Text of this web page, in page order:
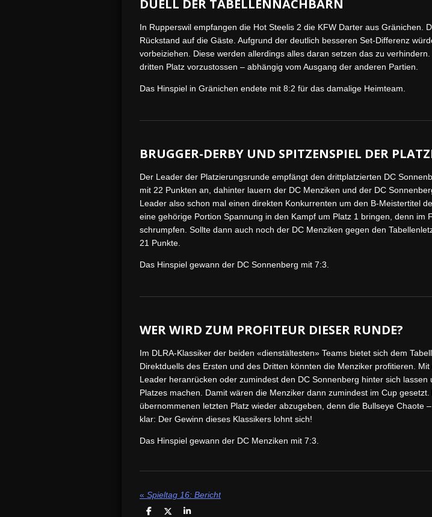
DUELL DER TABELLENNACHBARN
In Rupperswil empfangen die Hot Steelis 2 die KFW Darter aus Gränichen.
Rückstand auf die Gäste. Aufgrund der deutlich besseren Set-Differenz
vorbeiziehen. Diese werden allerdings alles daran setzen das zu
dritten Platz vorzustossen – abhängig vom Ausgang der anderen Partien.
Das Hinspiel in Gränichen endete mit 8:2 für das damalige Heimteam.
BRUGGER-DERBY UND SPITZENSPIEL DER
Der Leader der Platzierungsrunde empfängt den drittplatzierten DC
mit 22 Punkten an, dahinter lauern der DC Menziken und der DC
Leader also schon mal einen direkten Konkurrenten um den B-Meistertitel
eine gehörige Portion Spannung in den Kampf um Platz 1 bringen, denn im
schrumpfen. Sollte dann auch noch der DC Menziken gegen den
21 Punkte.
Das Hinspiel gewann der DC Sonnenberg mit 7:3.
WER WIRD ZUM PROFITEUR DIESER RUNDE?
Im DLRA-Klassiker der beiden «dienstältesten» Teams bietet sich dem
Direktduells des Ersten und des Dritten könnten die Menziker profitieren.
Leader heranrücken oder zumindest den DC Sonnenberg hinter sich
Platzes machen. Damit wären die Menziker dann zumindest im Cup
übernommenen letzten Platz wieder abzugeben, denn die Bullseye Chaote
klar: Der Gewinn dieses Klassikers lohnt sich!
Das Hinspiel gewann der DC Menziken mit 7:3.
« Spieltag 16: Bericht
T
T
T